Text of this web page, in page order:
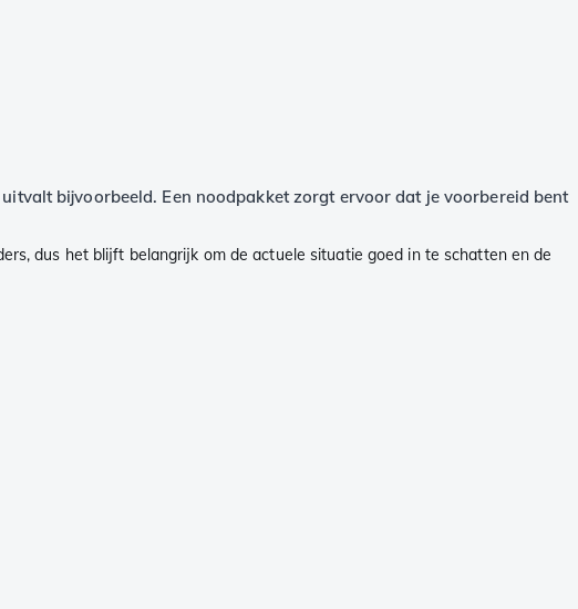
bijvoorbeeld. Een noodpakket zorgt ervoor dat je voorbereid bent
dus het blijft belangrijk om de actuele situatie goed in te schatten en de